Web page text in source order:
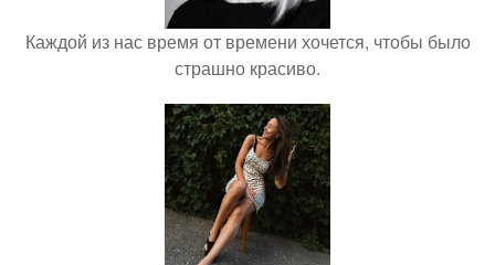
Каждой из нас время от времени хочется, чтобы было
страшно красиво.